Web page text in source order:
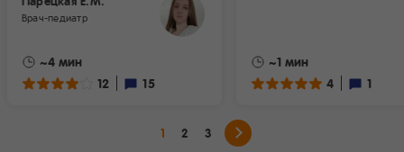
Врач-педиатр
~4 мин
12
15
~1 мин
4
1
1 2 3